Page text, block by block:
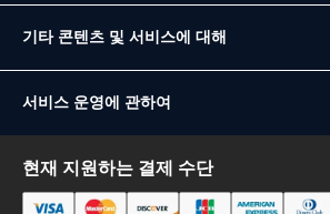
기타 콘텐츠 및 서비스에 대해
서비스 운영에 관하여
현재 지원하는 결제 수단